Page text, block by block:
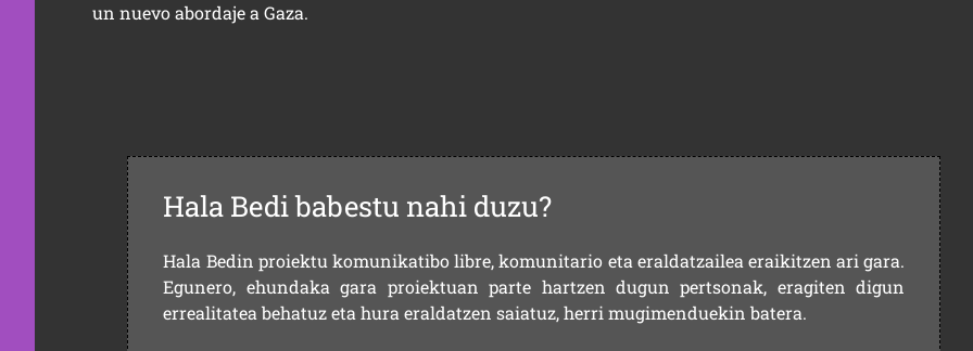
un nuevo abordaje a Gaza.
Hala Bedi babestu nahi duzu?
Hala Bedin proiektu komunikatibo libre, komunitario eta eraldatzailea eraikitzen ari gara.
Egunero, ehundaka gara proiektuan parte hartzen dugun pertsonak, eragiten digun
errealitatea behatuz eta hura eraldatzen saiatuz, herri mugimenduekin batera.